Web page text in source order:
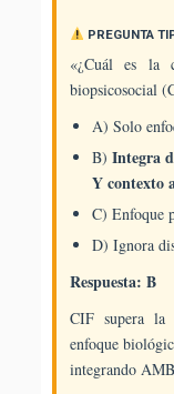
PREGUNTA
«¿Cuál es la
biopsicosocial
A) Solo
B)Integra
Y contexto
C) Enfoque
D) Ignora
Respuesta: B
CIF supera la
enfoque
integrando